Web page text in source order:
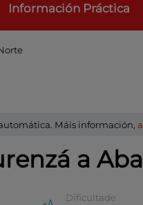
Información Práctica
Máis información,
a
Dificultade